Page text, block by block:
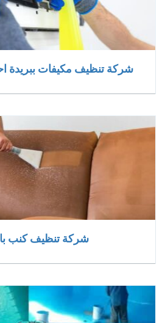
شركة تنظيف مكيفات
شركة تنظيف كنب